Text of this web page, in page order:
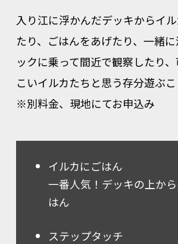
入り江に浮かんだデッキからイ
たり、ごはんをあげたり、一緒
ックに乗って間近で観察したり
こいイルカたちと思う存分遊ぶこ
※別料金、現地にてお申込み
イルカにごはん
一番人気！デッキの上か
はん
ステップタッチ